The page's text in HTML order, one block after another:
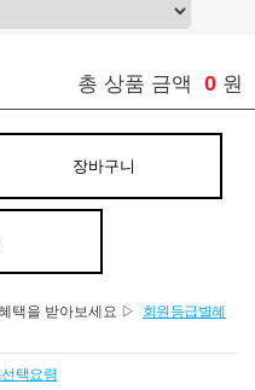
총 상품 금액 0 원
장바구니
택을 받아보세요 ▷
회원등급별혜
택요령